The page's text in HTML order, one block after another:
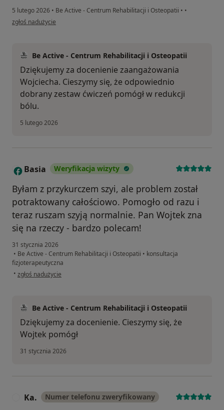
5 lutego 2026 • Be Active - Centrum Rehabilitacji i Osteopatii • •
w opinii użytkownika MARCIN
zgłoś nadużycie
Be Active - Centrum Rehabilitacji i Osteopatii
Dziękujemy za docenienie zaangażowania
Wojciecha. Cieszymy się, że odpowiednio
dobrany zestaw ćwiczeń pomógł w redukcji
bólu.
5 lutego 2026
B Basia Weryfikacja wizyty
Byłam z przykurczem szyi, ale problem został
potraktowany całościowo. Pomogło od razu i
teraz ruszam szyją normalnie. Pan Wojtek zna
się na rzeczy - bardzo polecam!
31 stycznia 2026
• Be Active - Centrum Rehabilitacji i Osteopatii • konsultacja
fizjoterapeutyczna
• w opinii użytkownika Basia
zgłoś nadużycie
Be Active - Centrum Rehabilitacji i Osteopatii
Dziękujemy za docenienie. Cieszymy się, że
Wojtek pomógł
31 stycznia 2026
Ka. Numer telefonu zweryfikowany